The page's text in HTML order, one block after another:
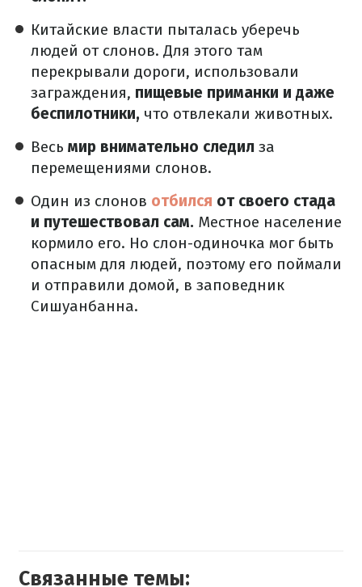
Китайские власти пыталась уберечь
людей от слонов. Для этого там
перекрывали дороги, использовали
заграждения, пищевые приманки и даже
беспилотники, что отвлекали животных.
Весь мир внимательно следил за
перемещениями слонов.
Один из слонов отбился от своего стада
и путешествовал сам. Местное население
кормило его. Но слон-одиночка мог быть
опасным для людей, поэтому его поймали
и отправили домой, в заповедник
Сишуанбанна.
Связанные темы: